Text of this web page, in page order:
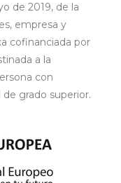
de 2019, de la
empresa y
cofinanciada por
a la
con
grado superior.